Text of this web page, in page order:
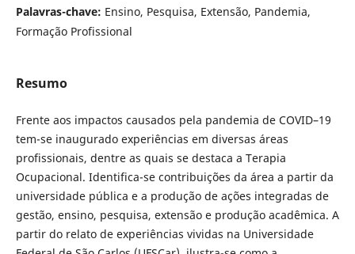
Palavras-chave: Ensino, Pesquisa, Extensão, Pandemia,
Formação Profissional
Resumo
Frente aos impactos causados pela pandemia de COVID–19
tem-se inaugurado experiências em diversas áreas
profissionais, dentre as quais se destaca a Terapia
Ocupacional. Identifica-se contribuições da área a partir da
universidade pública e a produção de ações integradas de
gestão, ensino, pesquisa, extensão e produção acadêmica. A
partir do relato de experiências vividas na Universidade